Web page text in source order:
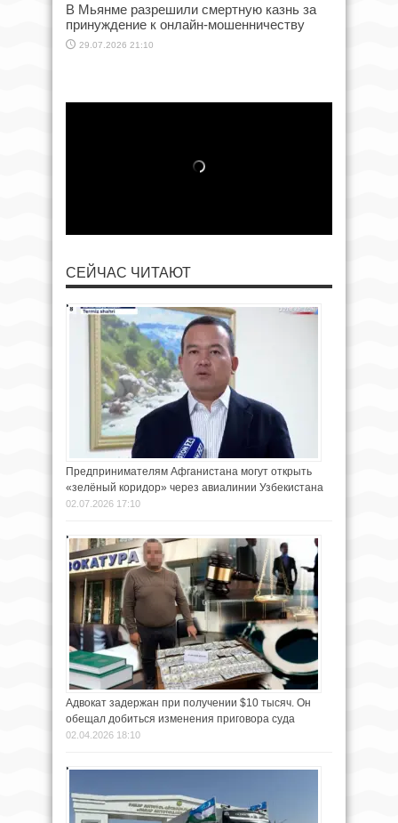
В Мьянме разрешили смертную казнь за
принуждение к онлайн-мошенничеству
29.07.2026 21:10
СЕЙЧАС ЧИТАЮТ
Предпринимателям Афганистана могут открыть
«зелёный коридор» через авиалинии Узбекистана
02.07.2026 17:10
Адвокат задержан при получении $10 тысяч. Он
обещал добиться изменения приговора суда
02.04.2026 18:10